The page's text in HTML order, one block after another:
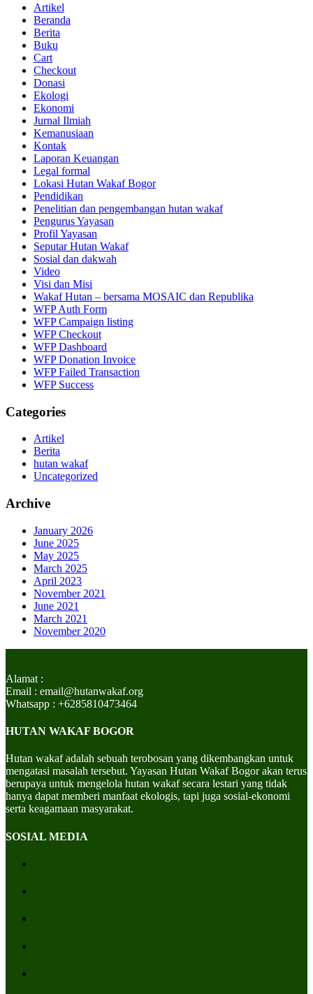
Artikel
Beranda
Berita
Buku
Cart
Checkout
Donasi
Ekologi
Ekonomi
Jurnal Ilmiah
Kemanusiaan
Kontak
Laporan Keuangan
Legal formal
Lokasi Hutan Wakaf Bogor
Pendidikan
Penelitian dan pengembangan hutan wakaf
Pengurus Yayasan
Profil Yayasan
Seputar Hutan Wakaf
Sosial dan dakwah
Video
Visi dan Misi
Wakaf Hutan – bersama MOSAIC dan Republika
WFP Auth Form
WFP Campaign listing
WFP Checkout
WFP Dashboard
WFP Donation Invoice
WFP Failed Transaction
WFP Success
Categories
Artikel
Berita
hutan wakaf
Uncategorized
Archive
January 2026
June 2025
May 2025
March 2025
April 2023
November 2021
June 2021
March 2021
November 2020
Alamat :
Email : email@hutanwakaf.org
Whatsapp : +6285810473464
HUTAN WAKAF BOGOR
Hutan wakaf adalah sebuah terobosan yang dikembangkan untuk
mengatasi masalah tersebut. Yayasan Hutan Wakaf Bogor akan terus
berupaya untuk mengelola hutan wakaf secara lestari yang tidak
hanya dapat memberi manfaat ekologis, tapi juga sosial-ekonomi
serta keagamaan masyarakat.
SOSIAL MEDIA